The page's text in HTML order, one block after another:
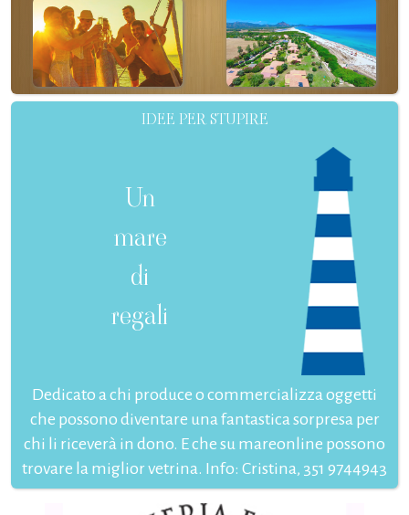
IDEE PER STUPIRE
Un
mare
di
regali
Dedicato a chi produce o commercializza oggetti
che possono diventare una fantastica sorpresa per
chi li riceverà in dono. E che su mareonline possono
trovare la miglior vetrina. Info: Cristina, 351 9744943